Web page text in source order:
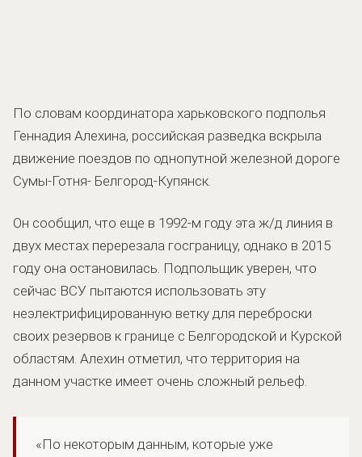
По словам координатора харьковского подполья
Геннадия Алехина, российская разведка вскрыла
движение поездов по однопутной железной дороге
Сумы-Готня- Белгород-Купянск.
Он сообщил, что еще в 1992-м году эта ж/д линия в
двух местах перерезала госграницу, однако в 2015
году она остановилась. Подпольщик уверен, что
сейчас ВСУ пытаются использовать эту
неэлектрифицированную ветку для переброски
своих резервов к границе с Белгородской и Курской
областям. Алехин отметил, что территория на
данном участке имеет очень сложный рельеф.
«По некоторым данным, которые уже